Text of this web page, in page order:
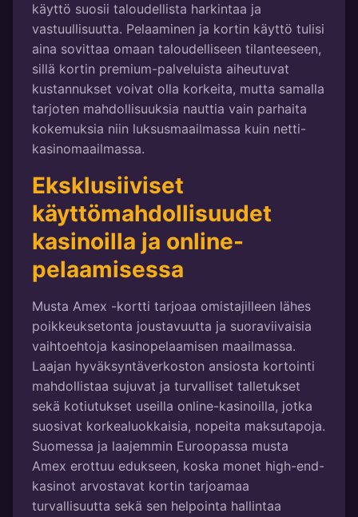
käyttö suosii taloudellista harkintaa ja
vastuullisuutta. Pelaaminen ja kortin käyttö tulisi
aina sovittaa omaan taloudelliseen tilanteeseen,
sillä kortin premium-palveluista aiheutuvat
kustannukset voivat olla korkeita, mutta samalla
tarjoten mahdollisuuksia nauttia vain parhaita
kokemuksia niin luksusmaailmassa kuin netti-
kasinomaailmassa.
Eksklusiiviset
käyttömahdollisuudet
kasinoilla ja online-
pelaamisessa
Musta Amex -kortti tarjoaa omistajilleen lähes
poikkeuksetonta joustavuutta ja suoraviivaisia
vaihtoehtoja kasinopelaamisen maailmassa.
Laajan hyväksyntäverkoston ansiosta kortointi
mahdollistaa sujuvat ja turvalliset talletukset
sekä kotiutukset useilla online-kasinoilla, jotka
suosivat korkealuokkaisia, nopeita maksutapoja.
Suomessa ja laajemmin Euroopassa musta
Amex erottuu edukseen, koska monet high-end-
kasinot arvostavat kortin tarjoamaa
turvallisuutta sekä sen helpointa hallintaa